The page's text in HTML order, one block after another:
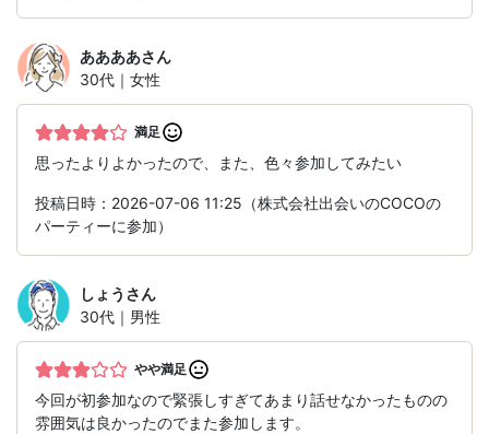
ああああさん
30代｜女性
満足
思ったよりよかったので、また、色々参加してみたい
投稿日時：2026-07-06 11:25（株式会社出会いのCOCOの
パーティーに参加）
しょう さん
30代｜男性
やや満足
今回が初参加なので緊張しすぎてあまり話せなかったものの
雰囲気は良かったのでまた参加します。